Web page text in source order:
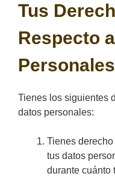
Tus
Respecto
Personales
Tienes los siguientes
datos personales:
Tienes
tus datos
durante cuánto